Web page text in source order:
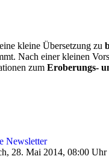
kleine Übersetzung zu
Nach einer kleinen
zum Eroberungs-
Newsletter
28. Mai 2014, 08:00 Uhr